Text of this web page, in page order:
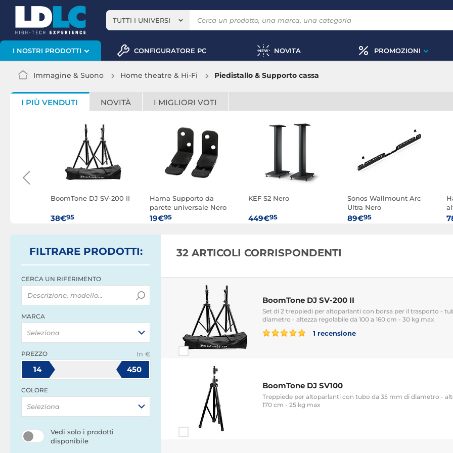
TUTTI I UNIVERSI
I NOSTRI PRODOTTI CONFIGURATORE PC NOVITA PROMOZIONI
Immagine & Suono Home theatre & Hi-Fi Piedistallo & Supporto cassa
I PIÙ VENDUTI NOVITÀ I MIGLIORI VOTI
BoomTone DJ SV-200 II
38€95
Hama Supporto da
parete universale Nero
19€95
KEF S2 Nero
449€95
Sonos Wallmount Arc
Ultra Nero
89€95
FILTRARE PRODOTTI:
CERCA UN RIFERIMENTO
MARCA
Seleziona
PREZZO In €
14 450
COLORE
Seleziona
Vedi solo i prodotti
disponibile
32 ARTICOLI CORRISPONDENTI
BoomTone DJ SV-200 II
Set di 2 treppiedi per altoparlanti con borsa per il trasporto -
diametro - altezza regolabile da 100 a 160 cm - 30 kg max
1 recensione
BoomTone DJ SV100
Treppiede per altoparlanti con tubo da 35 mm di diametro -
170 cm - 25 kg max